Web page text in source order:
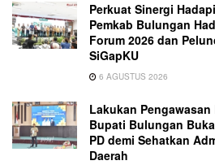
Perkuat Sinergi
Pemkab Bulungan
Forum 2026 dan
SiGapKU
6 AGUSTUS 2026
Lakukan
Bupati Bulungan
PD demi Sehatkan
Daerah